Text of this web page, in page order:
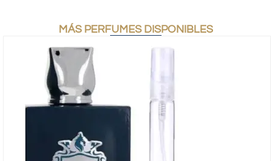
MÁS PERFUMES DISPONIBLES